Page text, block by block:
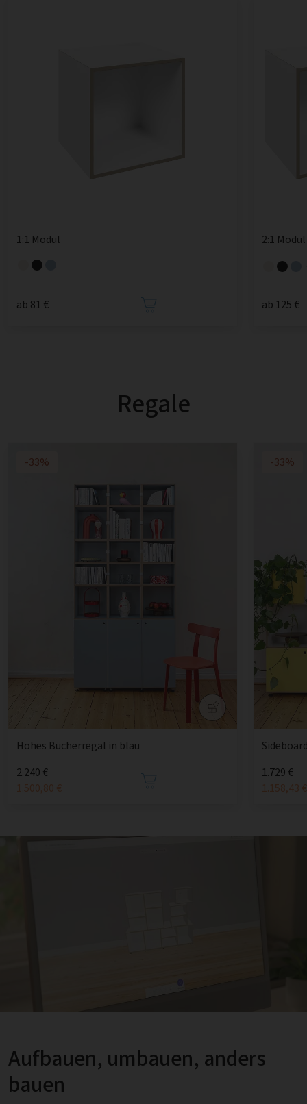
1:1 Modul
ab 81 €
2:1 Modul
ab 125 €
Regale
-33%
Hohes Bücherregal in blau
2.240 €
1.500,80 €
-33%
1.729 €
1.158,43 €
Aufbauen, umbauen, anders
bauen